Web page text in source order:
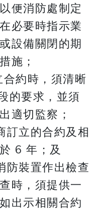
便消防處制定
必要時指示業
設備關閉的期
施；
約時，須清晰
的要求，並須
適切監察；
立的合約及相
6 年；及
裝置作出檢查
時，須提供一
出示相關合約